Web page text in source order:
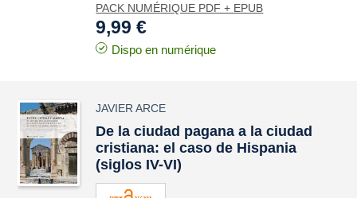
PACK NUMÉRIQUE PDF + EPUB
9,99 €
Dispo en numérique
JAVIER ARCE
De la ciudad pagana a la ciudad
cristiana: el caso de Hispania
(siglos IV-VI)